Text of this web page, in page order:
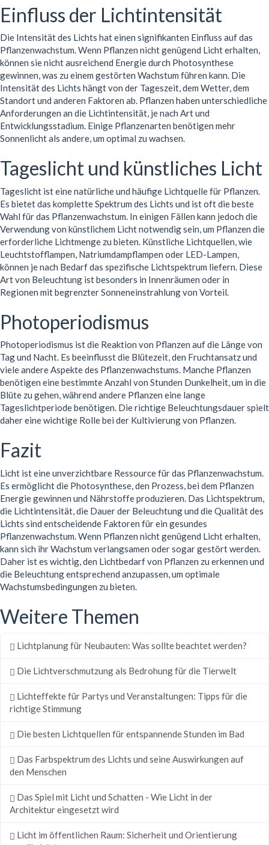
Einfluss der Lichtintensität
Die Intensität des Lichts hat einen signifikanten Einfluss auf das
Pflanzenwachstum. Wenn Pflanzen nicht genügend Licht erhalten,
können sie nicht ausreichend Energie durch Photosynthese
gewinnen, was zu einem gestörten Wachstum führen kann. Die
Intensität des Lichts hängt von der Tageszeit, dem Wetter, dem
Standort und anderen Faktoren ab. Pflanzen haben unterschiedliche
Anforderungen an die Lichtintensität, je nach Art und
Entwicklungsstadium. Einige Pflanzenarten benötigen mehr
Sonnenlicht als andere, um optimal zu wachsen.
Tageslicht und künstliches Licht
Tageslicht ist eine natürliche und häufige Lichtquelle für Pflanzen.
Es bietet das komplette Spektrum des Lichts und ist oft die beste
Wahl für das Pflanzenwachstum. In einigen Fällen kann jedoch die
Verwendung von künstlichem Licht notwendig sein, um Pflanzen die
erforderliche Lichtmenge zu bieten. Künstliche Lichtquellen, wie
Leuchtstofflampen, Natriumdampflampen oder LED-Lampen,
können je nach Bedarf das spezifische Lichtspektrum liefern. Diese
Art von Beleuchtung ist besonders in Innenräumen oder in
Regionen mit begrenzter Sonneneinstrahlung von Vorteil.
Photoperiodismus
Photoperiodismus ist die Reaktion von Pflanzen auf die Länge von
Tag und Nacht. Es beeinflusst die Blütezeit, den Fruchtansatz und
viele andere Aspekte des Pflanzenwachstums. Manche Pflanzen
benötigen eine bestimmte Anzahl von Stunden Dunkelheit, um in die
Blüte zu gehen, während andere Pflanzen eine lange
Tageslichtperiode benötigen. Die richtige Beleuchtungsdauer spielt
daher eine wichtige Rolle bei der Kultivierung von Pflanzen.
Fazit
Licht ist eine unverzichtbare Ressource für das Pflanzenwachstum.
Es ermöglicht die Photosynthese, den Prozess, bei dem Pflanzen
Energie gewinnen und Nährstoffe produzieren. Das Lichtspektrum,
die Lichtintensität, die Dauer der Beleuchtung und die Qualität des
Lichts sind entscheidende Faktoren für ein gesundes
Pflanzenwachstum. Wenn Pflanzen nicht genügend Licht erhalten,
kann sich ihr Wachstum verlangsamen oder sogar gestört werden.
Daher ist es wichtig, den Lichtbedarf von Pflanzen zu erkennen und
die Beleuchtung entsprechend anzupassen, um optimale
Wachstumsbedingungen zu bieten.
Weitere Themen
Lichtplanung für Neubauten: Was sollte beachtet werden?
Die Lichtverschmutzung als Bedrohung für die Tierwelt
Lichteffekte für Partys und Veranstaltungen: Tipps für die
richtige Stimmung
Die besten Lichtquellen für entspannende Stunden im Bad
Das Farbspektrum des Lichts und seine Auswirkungen auf
den Menschen
Das Spiel mit Licht und Schatten - Wie Licht in der
Architektur eingesetzt wird
Licht im öffentlichen Raum: Sicherheit und Orientierung